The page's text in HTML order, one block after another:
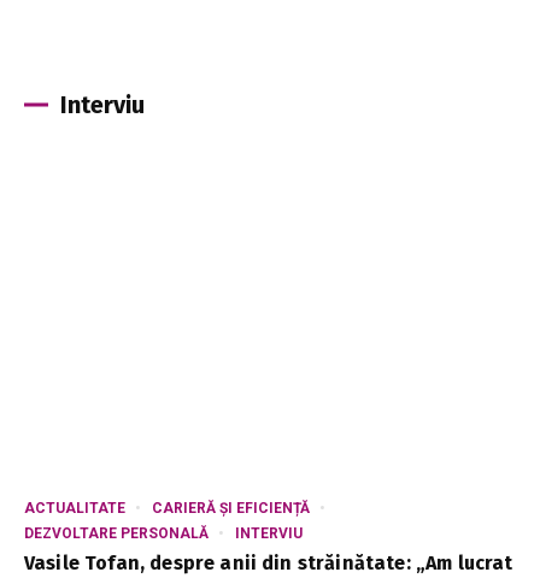
Interviu
ACTUALITATE
CARIERĂ ȘI EFICIENȚĂ
DEZVOLTARE PERSONALĂ
INTERVIU
Vasile Tofan, despre anii din străinătate: „Am lucrat